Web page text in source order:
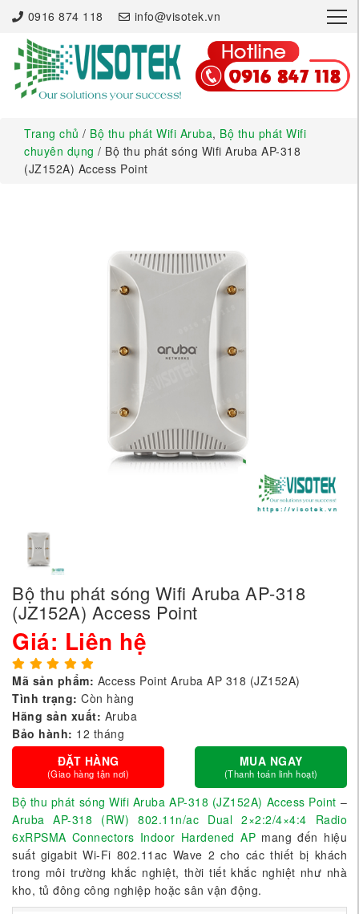
0916 874 118 info@visotek.vn ×
Trang chủ / Bộ thu phát Wifi Aruba, Bộ thu phát Wifi
chuyên dụng / Bộ thu phát sóng Wifi Aruba AP-318
(JZ152A) Access Point
Bộ thu phát sóng Wifi Aruba AP-318
(JZ152A) Access Point
Giá: Liên hệ
Mã sản phẩm: Access Point Aruba AP 318 (JZ152A)
Tình trạng: Còn hàng
Hãng sản xuất: Aruba
Bảo hành: 12 tháng
ĐẶT HÀNG
(Giao hàng tận nơi)
MUA NGAY
(Thanh toán linh hoạt)
Bộ thu phát sóng Wifi Aruba AP-318 (JZ152A) Access Point –
Aruba AP-318 (RW) 802.11n/ac Dual 2×2:2/4×4:4 Radio
6xRPSMA Connectors Indoor Hardened AP mang đến hiệu
suất gigabit Wi-Fi 802.11ac Wave 2 cho các thiết bị khách
trong môi trường khắc nghiệt, thời tiết khắc nghiệt như nhà
kho, tủ đông công nghiệp hoặc sân vận động.